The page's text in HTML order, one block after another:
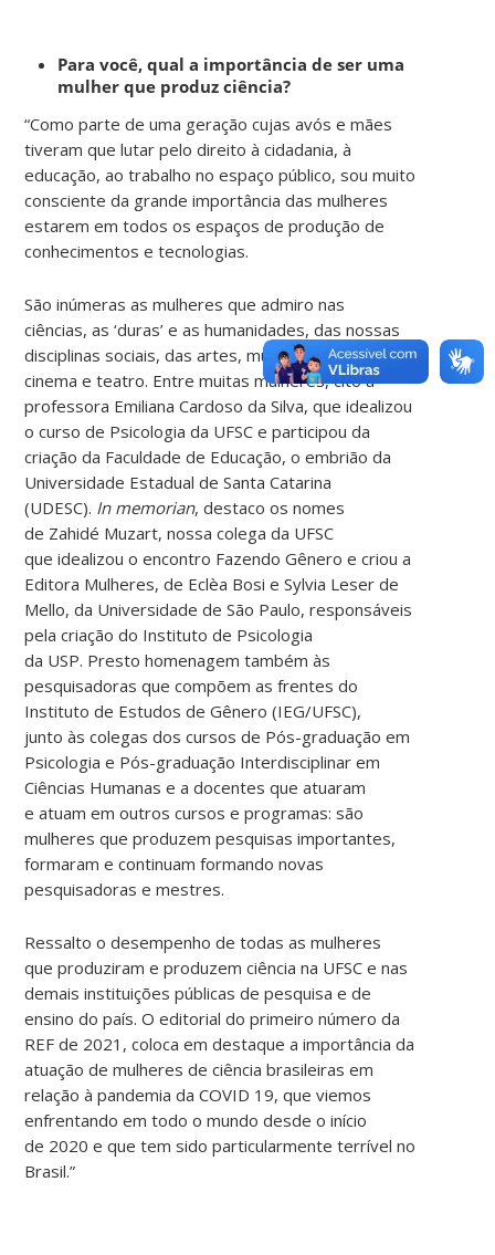
Para você, qual a importância de ser uma
mulher que produz ciência?
“Como parte de uma geração cujas avós e mães
tiveram que lutar pelo direito à cidadania, à
educação, ao trabalho no espaço público, sou muito
consciente da grande importância das mulheres
estarem em todos os espaços de produção de
conhecimentos e tecnologias.
São inúmeras as mulheres que admiro nas
ciências, as ‘duras’ e as humanidades, das nossas
disciplinas sociais, das artes, música, literatura,
cinema e teatro. Entre muitas mulheres, cito a
professora Emiliana Cardoso da Silva, que idealizou
o curso de Psicologia da UFSC e participou da
criação da Faculdade de Educação, o embrião da
Universidade Estadual de Santa Catarina
(UDESC). In memorian, destaco os nomes
de Zahidé Muzart, nossa colega da UFSC
que idealizou o encontro Fazendo Gênero e criou a
Editora Mulheres, de Eclèa Bosi e Sylvia Leser de
Mello, da Universidade de São Paulo, responsáveis
pela criação do Instituto de Psicologia
da USP. Presto homenagem também às
pesquisadoras que compõem as frentes do
Instituto de Estudos de Gênero (IEG/UFSC),
junto às colegas dos cursos de Pós-graduação em
Psicologia e Pós-graduação Interdisciplinar em
Ciências Humanas e a docentes que atuaram
e atuam em outros cursos e programas: são
mulheres que produzem pesquisas importantes,
formaram e continuam formando novas
pesquisadoras e mestres.
Ressalto o desempenho de todas as mulheres
que produziram e produzem ciência na UFSC e nas
demais instituições públicas de pesquisa e de
ensino do país. O editorial do primeiro número da
REF de 2021, coloca em destaque a importância da
atuação de mulheres de ciência brasileiras em
relação à pandemia da COVID 19, que viemos
enfrentando em todo o mundo desde o início
de 2020 e que tem sido particularmente terrível no
Brasil.”